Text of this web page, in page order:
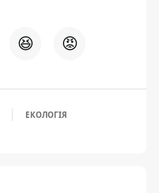
😆 😡
ЕКОЛОГІЯ